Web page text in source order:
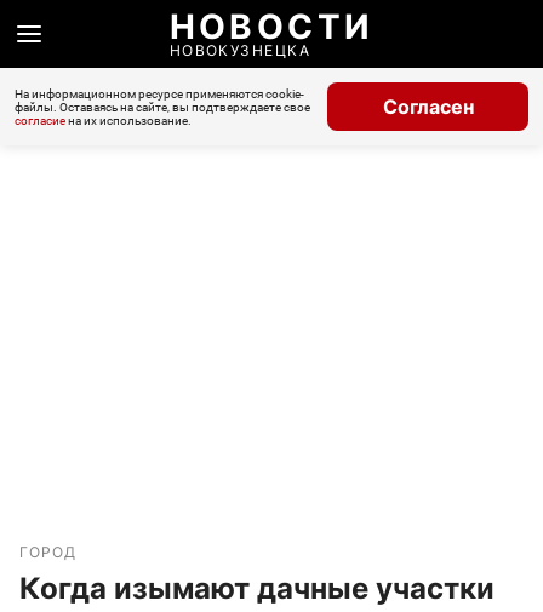
НОВОСТИ
НОВОКУЗНЕЦКА
На информационном ресурсе применяются cookie-
файлы. Оставаясь на сайте, вы подтверждаете свое
согласиена их использование.
Согласен
ГОРОД
Когда изымают дачные участки